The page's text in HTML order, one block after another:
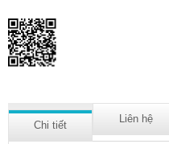
Chi tiết
Liên hệ